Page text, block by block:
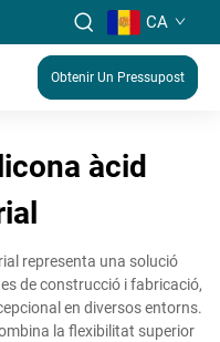
CA
Obtenir Un Pressupost
àcid
representa una solució
de construcció i fabricació,
en diversos entorns.
la flexibilitat superior